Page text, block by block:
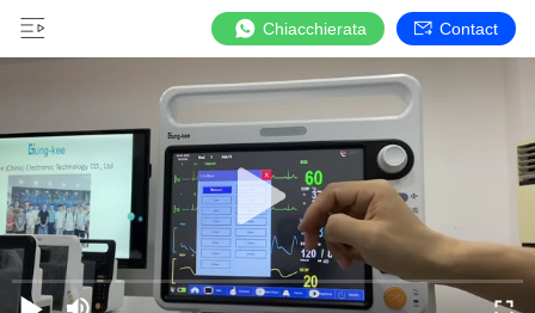
Chiacchierata Contact